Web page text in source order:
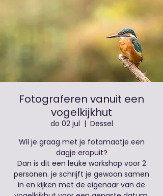
Fotograferen vanuit een
vogelkijkhut
do 02 jul
  |
Dessel
Wil je graag met je fotomaatje een
dagje eropuit?
Dan is dit een leuke workshop voor 2
personen. je schrijft je gewoon samen
in en kijken met de eigenaar van de